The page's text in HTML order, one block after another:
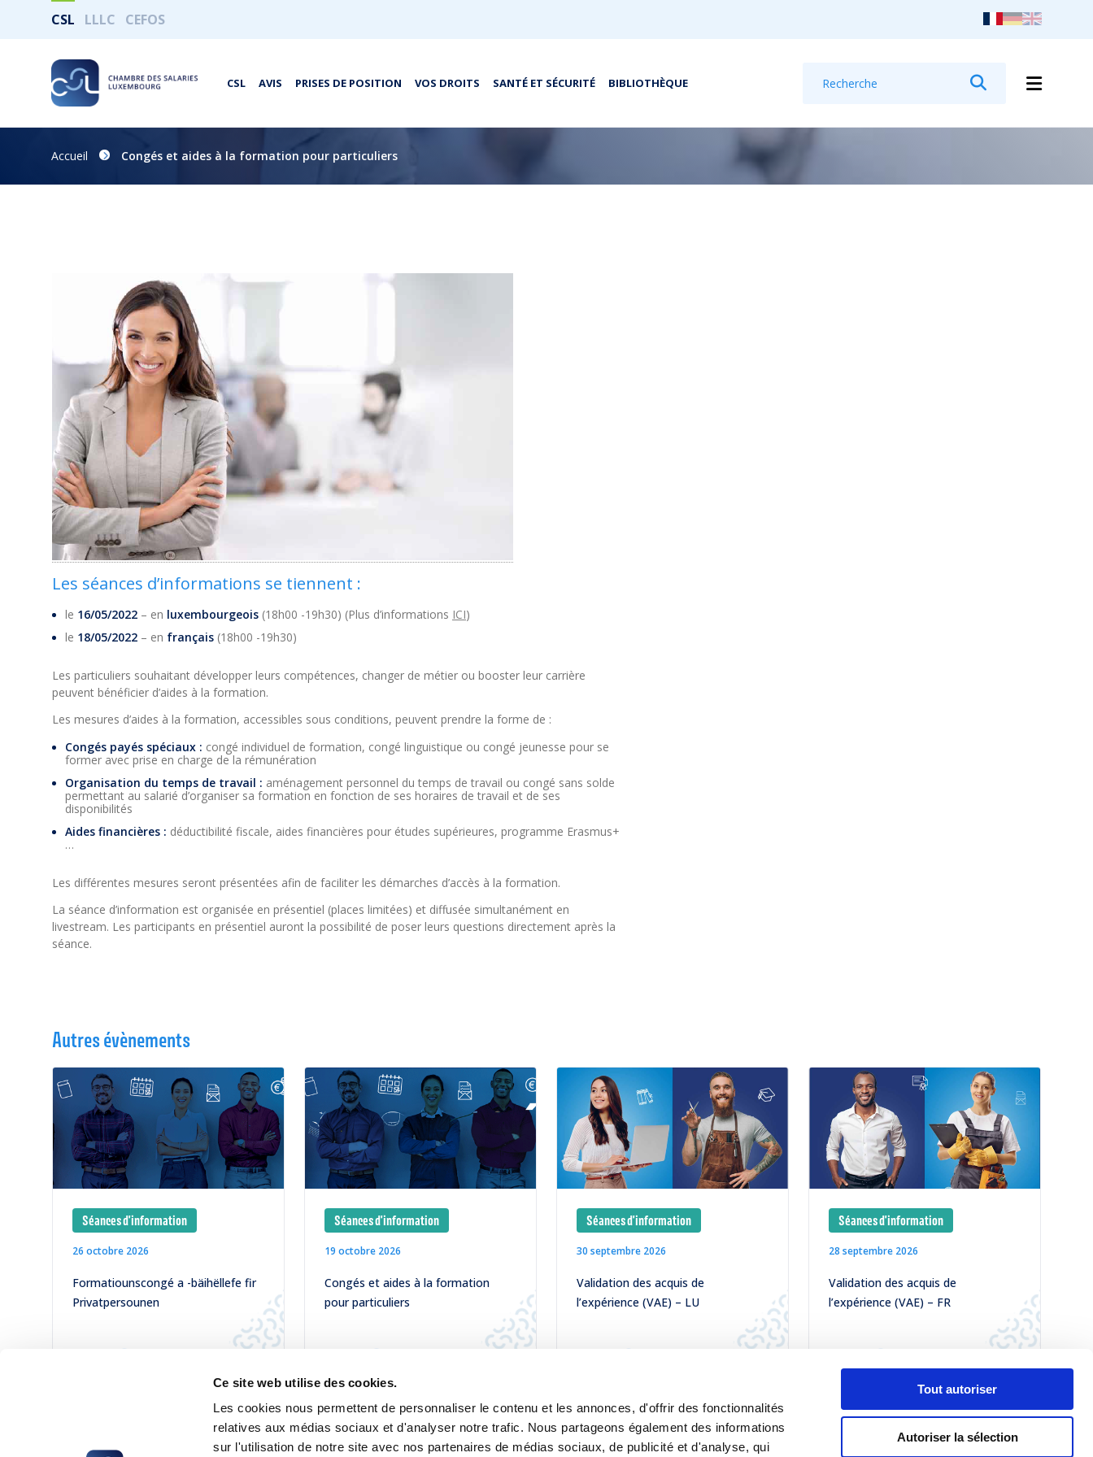
Ce site web utilise des cookies.
Les cookies nous permettent de personnaliser le contenu et les annonces, d'offrir des fonctionnalités
relatives aux médias sociaux et d'analyser notre trafic. Nous partageons également des informations
sur l'utilisation de notre site avec nos partenaires de médias sociaux, de publicité et d'analyse, qui
Tout autoriser
Autoriser la sélection
CSL LLLC CEFOS
CSL AVIS PRISES DE POSITION VOS DROITS SANTÉ ET SÉCURITÉ BIBLIOTHÈQUE
Accueil Congés et aides à la formation pour particuliers
Les séances d’informations se tiennent :
le 16/05/2022 – en luxembourgeois (18h00 -19h30) (Plus d’informations ICI)
le 18/05/2022 – en français (18h00 -19h30)
Les particuliers souhaitant développer leurs compétences, changer de métier ou booster leur carrière
peuvent bénéficier d’aides à la formation.
Les mesures d’aides à la formation, accessibles sous conditions, peuvent prendre la forme de :
Congés payés spéciaux : congé individuel de formation, congé linguistique ou congé jeunesse pour se
former avec prise en charge de la rémunération
Organisation du temps de travail : aménagement personnel du temps de travail ou congé sans solde
permettant au salarié d’organiser sa formation en fonction de ses horaires de travail et de ses
disponibilités
Aides financières : déductibilité fiscale, aides financières pour études supérieures, programme Erasmus+
…
Les différentes mesures seront présentées afin de faciliter les démarches d’accès à la formation.
La séance d’information est organisée en présentiel (places limitées) et diffusée simultanément en
livestream. Les participants en présentiel auront la possibilité de poser leurs questions directement après la
séance.
Autres évènements
Séances d'information
26 octobre 2026
Formatiounscongé a -bäihëllefe fir
Privatpersounen
Séances d'information
19 octobre 2026
Congés et aides à la formation
pour particuliers
Séances d'information
30 septembre 2026
Validation des acquis de
l’expérience (VAE) – LU
Séances d'information
28 septembre 2026
Validation des acquis de
l’expérience (VAE) – FR